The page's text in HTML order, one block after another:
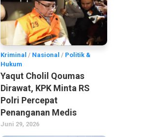
Kriminal / Nasional / Politik &
Hukum
Yaqut Cholil Qoumas
Dirawat, KPK Minta RS
Polri Percepat
Penanganan Medis
Juni 29, 2026